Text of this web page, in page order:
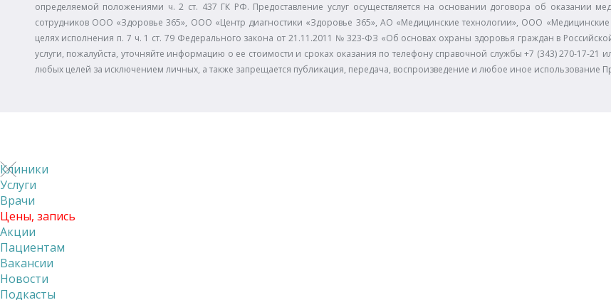
определяемой положениями ч. 2 ст. 437 ГК РФ. Предоставление услуг осуществляется на основании договора об оказании
сотрудников ООО «Здоровье 365», ООО «Центр диагностики «Здоровье 365», АО «Медицинские технологии», ООО
целях исполнения п. 7 ч. 1 ст. 79 Федерального закона от 21.11.2011 № 323-ФЗ «Об основах охраны здоровья граждан в
услуги, пожалуйста, уточняйте информацию о ее стоимости и сроках оказания по телефону справочной службы +7 (343) 270-17-21
любых целей за исключением личных, а также запрещается публикация, передача, воспроизведение и любое иное использование
Клиники
Услуги
Врачи
Цены, запись
Акции
Пациентам
Вакансии
Новости
Подкасты